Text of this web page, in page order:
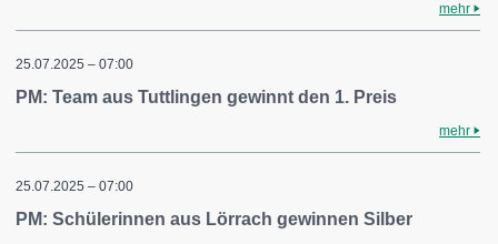
mehr
25.07.2025 – 07:00
PM: Team aus Tuttlingen gewinnt den 1. Preis
mehr
25.07.2025 – 07:00
PM: Schülerinnen aus Lörrach gewinnen Silber